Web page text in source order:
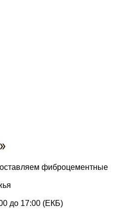
фиброцементные
до 17:00 (ЕКБ)